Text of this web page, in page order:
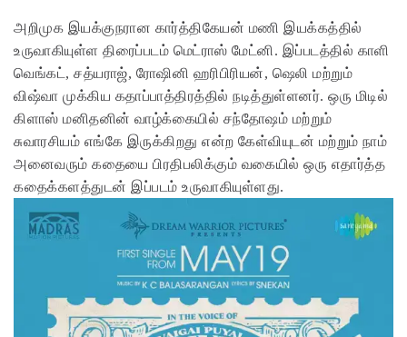
அறிமுக இயக்குநரான கார்த்திகேயன் மணி இயக்கத்தில்
உருவாகியுள்ள திரைப்படம் மெட்ராஸ் மேட்னி. இப்படத்தில் காளி
வெங்கட், சத்யராஜ், ரோஷினி ஹரிபிரியன், ஷெலி மற்றும்
விஷ்வா முக்கிய கதாப்பாத்திரத்தில் நடித்துள்ளனர். ஒரு மிடில்
கிளாஸ் மனிதனின் வாழ்க்கையில் சந்தோஷம் மற்றும்
சுவாரசியம் எங்கே இருக்கிறது என்ற கேள்வியுடன் மற்றும் நாம்
அனைவரும் கதையை பிரதிபலிக்கும் வகையில் ஒரு எதார்த்த
கதைக்களத்துடன் இப்படம் உருவாகியுள்ளது.